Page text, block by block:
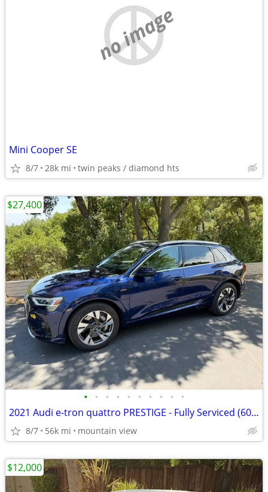
no image
Mini Cooper SE
8/7 28k mi twin peaks / diamond hts
• • • • • • • • • •
2021 Audi e-tron quattro PRESTIGE - Fully Serviced (60k Service Done)
8/7 56k mi mountain view
$27,400
$12,000